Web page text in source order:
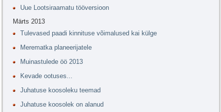
Uue Lootsiraamatu tööversioon
Märts 2013
Tulevased paadi kinnituse võimalused kai külge
Merematka planeerijatele
Muinastulede öö 2013
Kevade ootuses...
Juhatuse koosoleku teemad
Juhatuse koosolek on alanud